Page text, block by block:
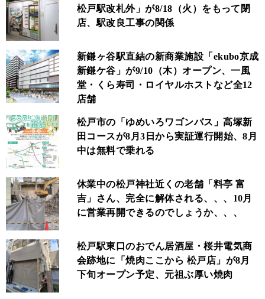
松戸駅改札外」が8/18（火）をもって閉
店、駅改良工事の関係
新鎌ヶ谷駅直結の新商業施設「ekubo京成
新鎌ケ谷」が9/10（木）オープン、一風
堂・くら寿司・ロイヤルホストなど全12
店舗
松戸市の「ゆめいろワゴンバス」高塚新
田コースが8月3日から実証運行開始、8月
中は無料で乗れる
休業中の松戸神社近くの老舗「料亭 富
吉」さん、完全に解体される、、、10月
に営業再開できるのでしょうか、、、
松戸駅東口のおでん居酒屋・桜井電気商
会跡地に「焼肉ここから 松戸店」が8月
下旬オープン予定、元祖ぶ厚い焼肉